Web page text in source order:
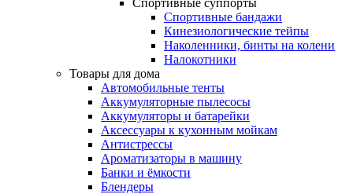
Спортивные суппорты
Спортивные бандажи
Кинезиологические тейпы
Наколенники, бинты на колени
Налокотники
Товары для дома
Автомобильные тенты
Аккумуляторные пылесосы
Аккумуляторы и батарейки
Аксессуары к кухонным мойкам
Антистрессы
Ароматизаторы в машину
Банки и ёмкости
Блендеры